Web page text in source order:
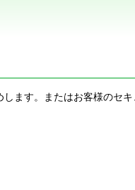
ます。またはお客様のセ